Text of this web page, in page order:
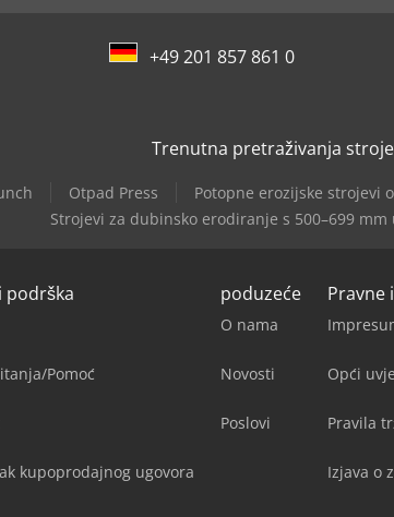
+49 201 857 861 0
Trenutna pretraživanja
Otpad Press Potopne erozijske strojevi
Strojevi za dubinsko erodiranje s 500–699 mm
podrška
Pomoć
kupoprodajnog ugovora
poduzeće
O nama
Novosti
Poslovi
Pravne
Opći
Pravila
Izjava o